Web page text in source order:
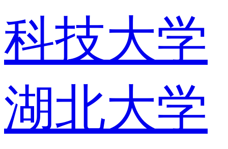
科技大学
湖北大学